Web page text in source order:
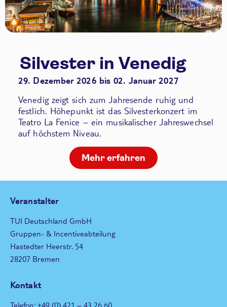
Silvester in Venedig
29. Dezember 2026 bis 02. Januar 2027
Venedig zeigt sich zum Jahresende ruhig und
festlich. Höhepunkt ist das Silvesterkonzert im
Teatro La Fenice – ein musikalischer Jahreswechsel
auf höchstem Niveau.
Mehr erfahren
Veranstalter
TUI Deutschland GmbH
Gruppen- & Incentiveabteilung
Hastedter Heerstr. 54
28207 Bremen
Kontakt
Telefon: +49 (0) 421 – 43 26 60